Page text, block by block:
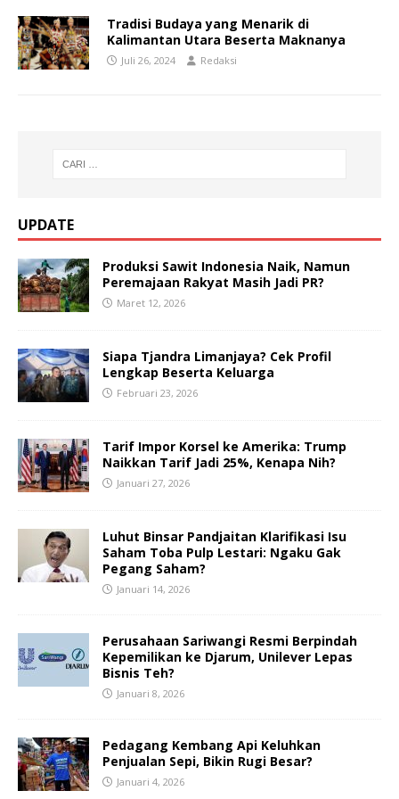
Tradisi Budaya yang Menarik di
Kalimantan Utara Beserta Maknanya
Juli 26, 2024 Redaksi
UPDATE
Produksi Sawit Indonesia Naik, Namun
Peremajaan Rakyat Masih Jadi PR?
Maret 12, 2026
Siapa Tjandra Limanjaya? Cek Profil
Lengkap Beserta Keluarga
Februari 23, 2026
Tarif Impor Korsel ke Amerika: Trump
Naikkan Tarif Jadi 25%, Kenapa Nih?
Januari 27, 2026
Luhut Binsar Pandjaitan Klarifikasi Isu
Saham Toba Pulp Lestari: Ngaku Gak
Pegang Saham?
Januari 14, 2026
Perusahaan Sariwangi Resmi Berpindah
Kepemilikan ke Djarum, Unilever Lepas
Bisnis Teh?
Januari 8, 2026
Pedagang Kembang Api Keluhkan
Penjualan Sepi, Bikin Rugi Besar?
Januari 4, 2026